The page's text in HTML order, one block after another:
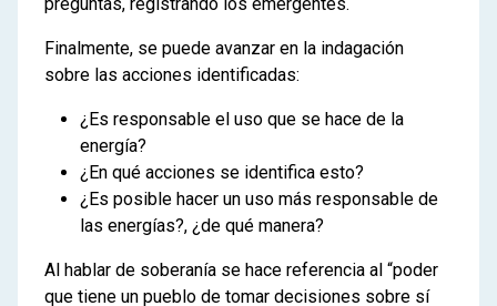
Finalmente, se puede avanzar en la indagación
sobre las acciones identificadas:
¿Es responsable el uso que se hace de la
energía?
¿En qué acciones se identifica esto?
¿Es posible hacer un uso más responsable de
las energías?, ¿de qué manera?
Al hablar de soberanía se hace referencia al “poder
que tiene un pueblo de tomar decisiones sobre sí